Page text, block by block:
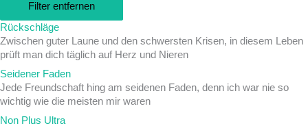
Filter entfernen
Rückschläge
Zwischen guter Laune und den schwersten Krisen, in diesem Leben
prüft man dich täglich auf Herz und Nieren
Seidener Faden
Jede Freundschaft hing am seidenen Faden, denn ich war nie so
wichtig wie die meisten mir waren
Non Plus Ultra